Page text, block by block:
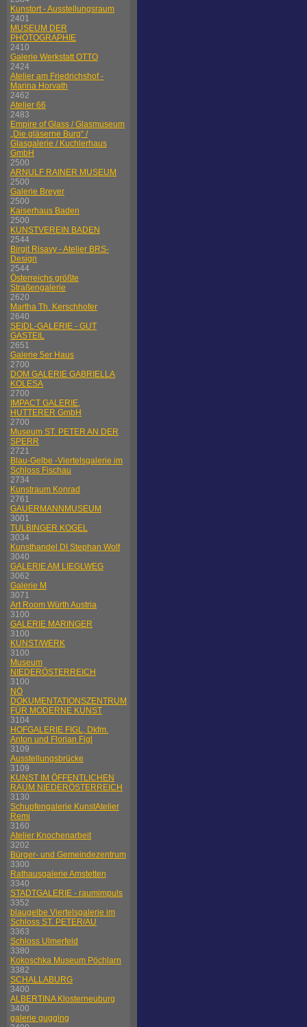
Kunstort - Ausstellungsraum
2401
MUSEUM DER
PHOTOGRAPHIE
2410
Galerie Werkstatt OTTO
2424
Atelier am Friedrichshof -
Marina Horvath
2462
Atelier 66
2483
Empire of Glass / Glasmuseum
„Die gläserne Burg“ /
Glasgalerie / Kuchlerhaus
GmbH
2500
ARNULF RAINER MUSEUM
2500
Galerie Breyer
2500
Kaiserhaus Baden
2500
KUNSTVEREIN BADEN
2544
Birgit Risavy - Atelier BRS-
Design
2544
Österreichs größte
Straßengalerie
2620
Martha Th. Kerschhofer
2640
SEIDL-GALERIE - GUT
GASTEIL
2651
Galerie 5er Haus
2700
DOM GALERIE GABRIELLA
KOLESA
2700
IMPACT GALERIE,
HUTTERER GmbH
2700
Museum ST. PETER AN DER
SPERR
2721
Blau-Gelbe -Viertelsgalerie im
Schloss Fischau
2734
Kunstraum Konrad
2761
GAUERMANNMUSEUM
3001
TULBINGER KOGEL
3034
Kunsthandel DI Stephan Wolf
3040
GALERIE AM LIEGLWEG
3062
Galerie M
3071
Art Room Würth Austria
3100
GALERIE MARINGER
3100
KUNST/WERK
3100
Museum
NIEDERÖSTERREICH
3100
NÖ
DOKUMENTATIONSZENTRUM
FÜR MODERNE KUNST
3104
HOFGALERIE FIGL, Dkfm.
Anton und Florian Figl
3109
Ausstellungsbrücke
3109
KUNST IM ÖFFENTLICHEN
RAUM NIEDERÖSTERREICH
3130
Schupfengalerie KunstAtelier
Remi
3160
Atelier Knochenarbeit
3202
Bürger- und Gemeindezentrum
3300
Rathausgalerie Amstetten
3340
STADTGALERIE - raumimpuls
3352
blaugelbe Viertelsgalerie im
Schloss ST. PETER/AU
3363
Schloss Ulmerfeld
3380
Kokoschka Museum Pöchlarn
3382
SCHALLABURG
3400
ALBERTINA Klosterneuburg
3400
galerie gugging